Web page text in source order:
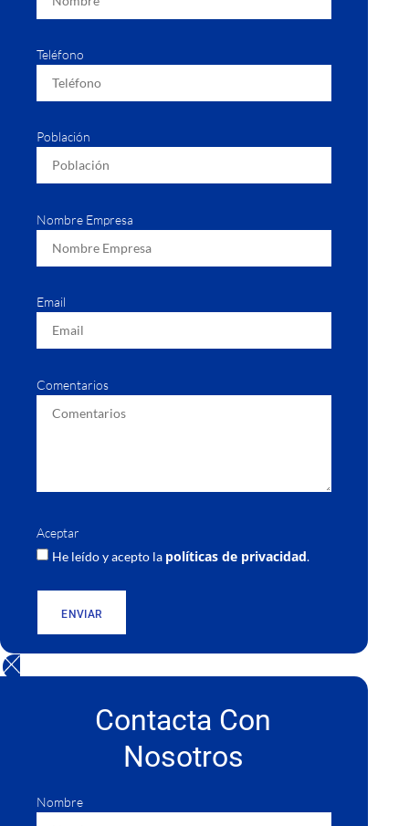
Teléfono
Población
Nombre Empresa
Email
Comentarios
Aceptar
He leído y acepto la políticas de privacidad.
ENVIAR
Contacta Con
Nosotros
Nombre